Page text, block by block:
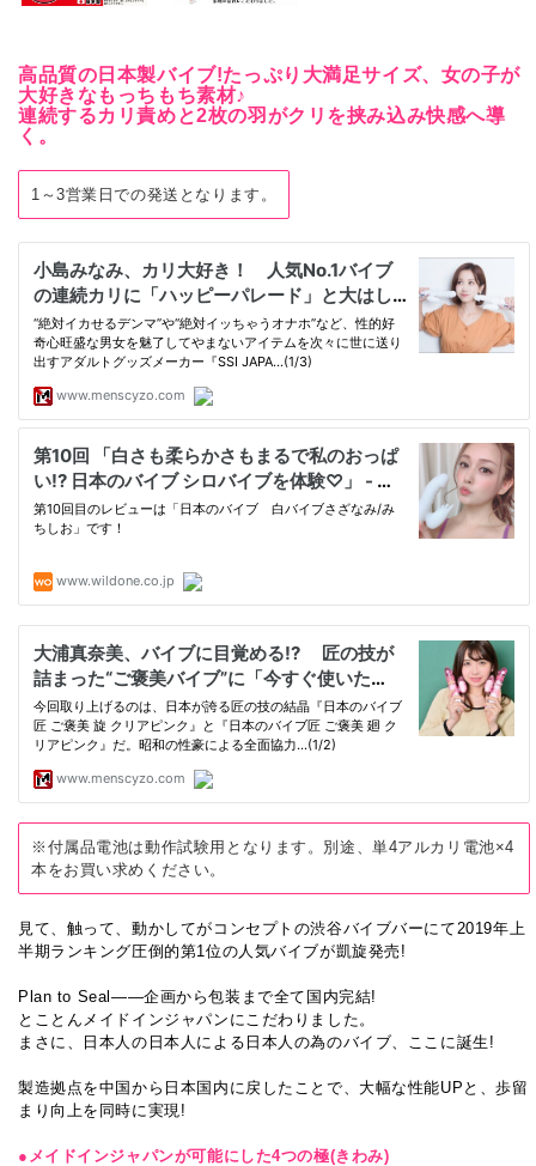
高品質の日本製バイブ!たっぷり大満足サイズ、女の子が
大好きなもっちもち素材♪
連続するカリ責めと2枚の羽がクリを挟み込み快感へ導
く。
1～3営業日での発送となります。
※付属品電池は動作試験用となります。別途、単4アルカリ電池×4
本をお買い求めください。
見て、触って、動かしてがコンセプトの渋谷バイブバーにて2019年上
半期ランキング圧倒的第1位の人気バイブが凱旋発売!
Plan to Seal――企画から包装まで全て国内完結!
とことんメイドインジャパンにこだわりました。
まさに、日本人の日本人による日本人の為のバイブ、ここに誕生!
製造拠点を中国から日本国内に戻したことで、大幅な性能UPと、歩留
まり向上を同時に実現!
●メイドインジャパンが可能にした4つの極(きわみ)